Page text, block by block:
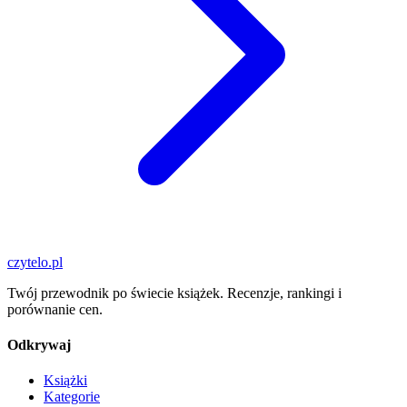
czytelo.pl
Twój przewodnik po świecie książek. Recenzje, rankingi i
porównanie cen.
Odkrywaj
Książki
Kategorie